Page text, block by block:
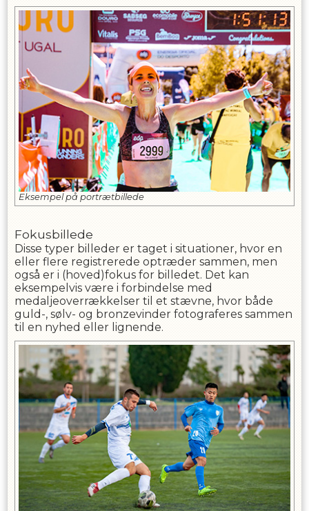
Eksempel på portrætbillede
Fokusbillede
Disse typer billeder er taget i situationer, hvor en
eller flere registrerede optræder sammen, men
også er i (hoved)fokus for billedet. Det kan
eksempelvis være i forbindelse med
medaljeoverrækkelser til et stævne, hvor både
guld-, sølv- og bronzevinder fotograferes sammen
til en nyhed eller lignende.